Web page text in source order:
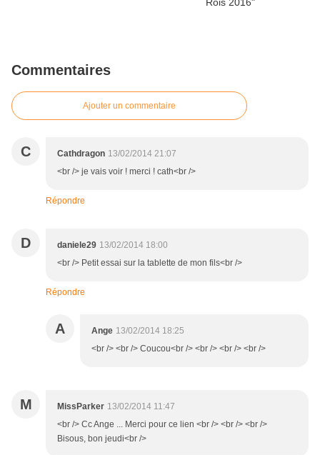
Commentaires
Ajouter un commentaire
C Cathdragon 13/02/2014 21:07
<br /> je vais voir ! merci ! cath<br />
Répondre
D daniele29 13/02/2014 18:00
<br /> Petit essai sur la tablette de mon fils<br />
Répondre
A Ange 13/02/2014 18:25
<br /> <br /> Coucou<br /> <br /> <br /> <br />
M MissParker 13/02/2014 11:47
<br /> Cc Ange ... Merci pour ce lien <br /> <br /> <br />
Bisous, bon jeudi<br />